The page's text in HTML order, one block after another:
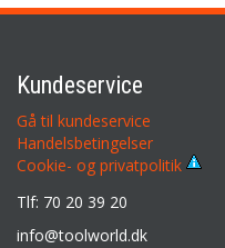
Kundeservice
Gå til kundeservice
Handelsbetingelser
Cookie- og privatpolitik
Tlf: 70 20 39 20
info@toolworld.dk